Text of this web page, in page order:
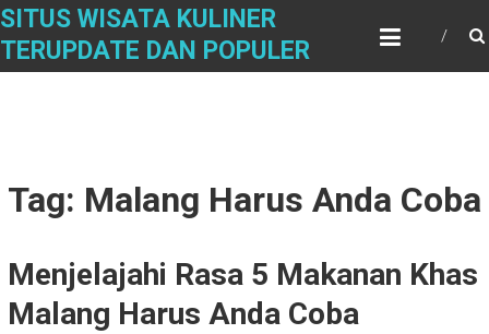
Skip
content
SITUS WISATA KULINER
TERUPDATE DAN POPULER
Tag: Malang Harus Anda Coba
Menjelajahi Rasa 5 Makanan Khas
Malang Harus Anda Coba